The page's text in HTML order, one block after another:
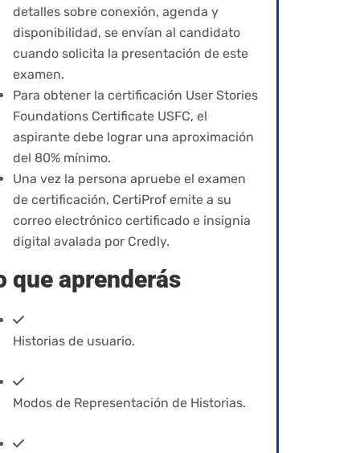
detalles sobre conexión, agenda y
disponibilidad, se envían al candidato
cuando solicita la presentación de este
examen.
Para obtener la certificación User Stories
Foundations Certificate USFC, el
aspirante debe lograr una aproximación
del 80% mínimo.
Una vez la persona apruebe el examen
de certificación, CertiProf emite a su
correo electrónico certificado e insignia
digital avalada por Credly.
que aprenderás
Historias de usuario.
Modos de Representación de Historias.